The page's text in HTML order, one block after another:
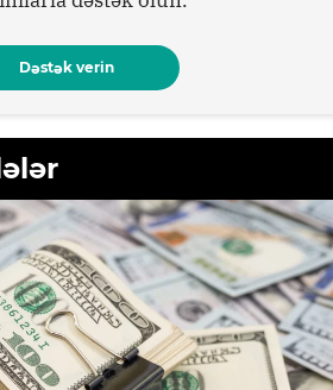
Dəstək verin